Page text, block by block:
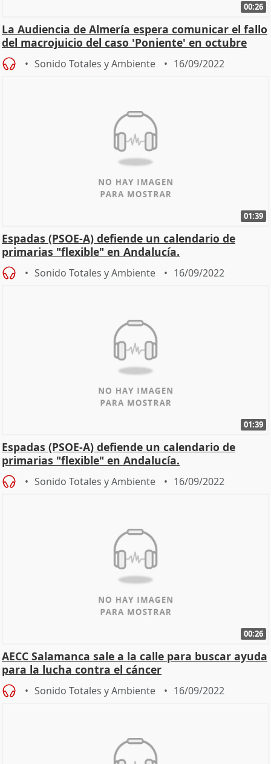
00:26
La Audiencia de Almería espera comunicar el fallo
del macrojuicio del caso 'Poniente' en octubre
Sonido Totales y Ambiente 16/09/2022
01:39
Espadas (PSOE-A) defiende un calendario de
primarias "flexible" en Andalucía.
Sonido Totales y Ambiente 16/09/2022
01:39
Espadas (PSOE-A) defiende un calendario de
primarias "flexible" en Andalucía.
Sonido Totales y Ambiente 16/09/2022
00:26
AECC Salamanca sale a la calle para buscar ayuda
para la lucha contra el cáncer
Sonido Totales y Ambiente 16/09/2022